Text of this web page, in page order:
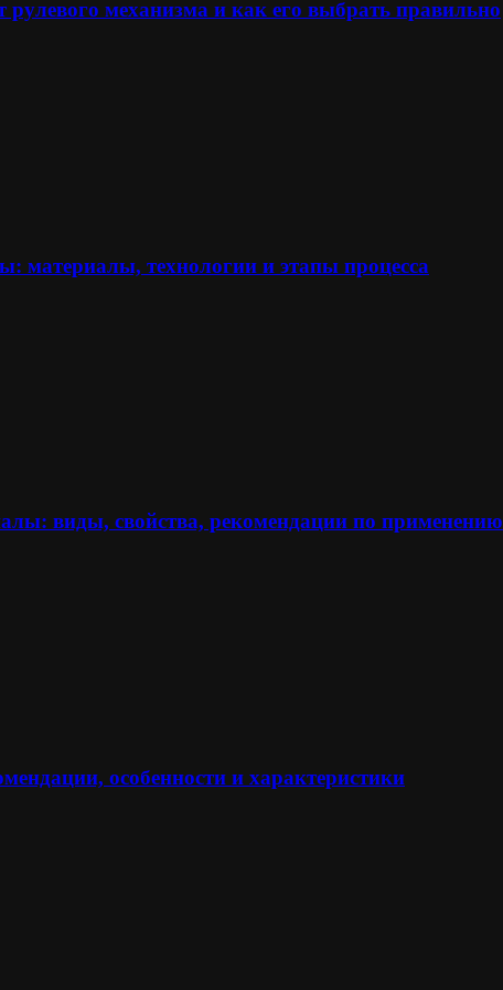
рулевого механизма и как его выбрать правильно
материалы, технологии и этапы процесса
виды, свойства, рекомендации по применению
особенности и характеристики